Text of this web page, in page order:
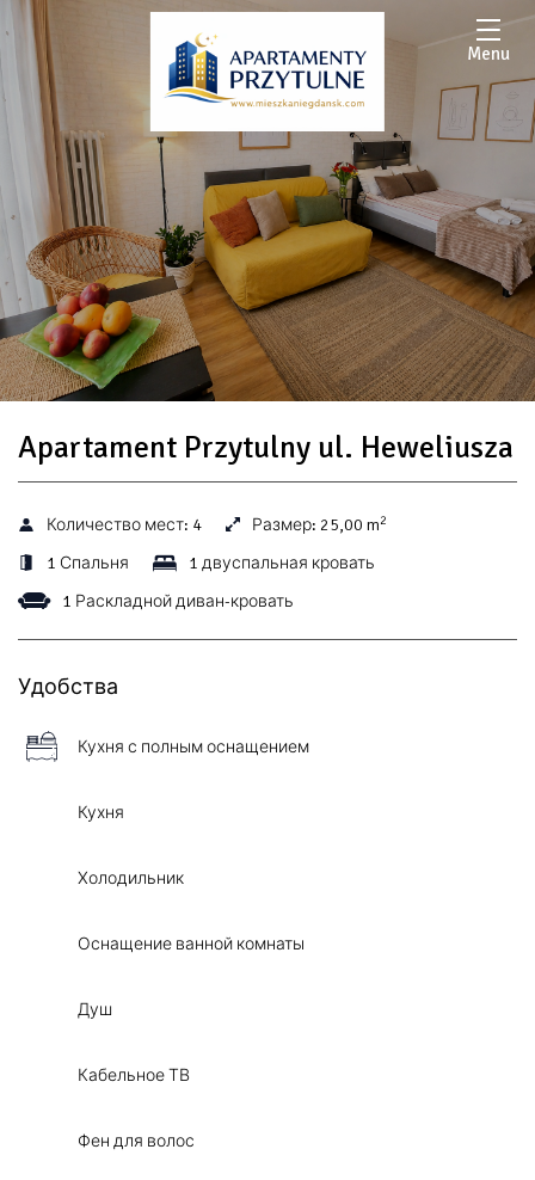
Menu
Apartament Przytulny ul. Heweliusza
Количество мест: 4 Размер: 25,00 m2
1 Спальня
1 двуспальная кровать
1 Раскладной диван-кровать
Удобства
Кухня с полным оснащением
Кухня
Холодильник
Оснащение ванной комнаты
Душ
Кабельное ТВ
Фен для волос